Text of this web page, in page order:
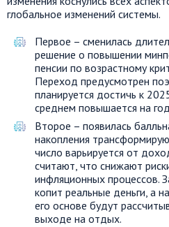
глобальное изменений системы.
Первое – сменилась
решение о повышении
пенсии по возрастному
Переход предусмотрен
планируется достичь к
среднем повышается на
Второе – появилась
накопления
число варьируется от
считают, что снижают
инфляционных процессов.
копит реальные деньги, а
его основе будут
выходе на отдых.